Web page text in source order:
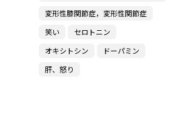
変形性膝関節症，変形性関節症
笑い
セロトニン
オキシトシン
ドーパミン
肝、怒り